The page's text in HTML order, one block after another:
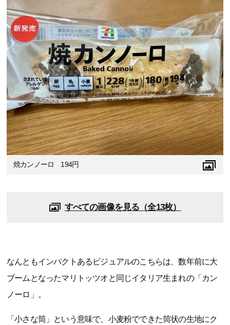
焼カンノーロ 194円
すべての画像を見る（全13枚）
なんともインパクトあるビジュアルのこちらは、数年前に大
ブームとなったマリトッツオと同じイタリア生まれの「カン
ノーロ」。
「小さな筒」という意味で、小麦粉でできた筒状の生地にク